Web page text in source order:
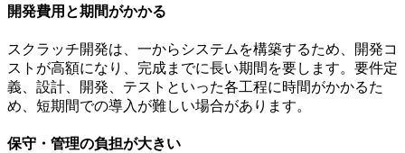
開発費用と期間がかかる
スクラッチ開発は、一からシステムを構築するため、開発コ
ストが高額になり、完成までに長い期間を要します。要件定
義、設計、開発、テストといった各工程に時間がかかるた
め、短期間での導入が難しい場合があります。
保守・管理の負担が大きい